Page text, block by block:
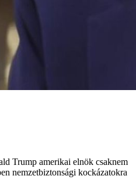
Trump amerikai elnök csaknem
nemzetbiztonsági kockázatokra